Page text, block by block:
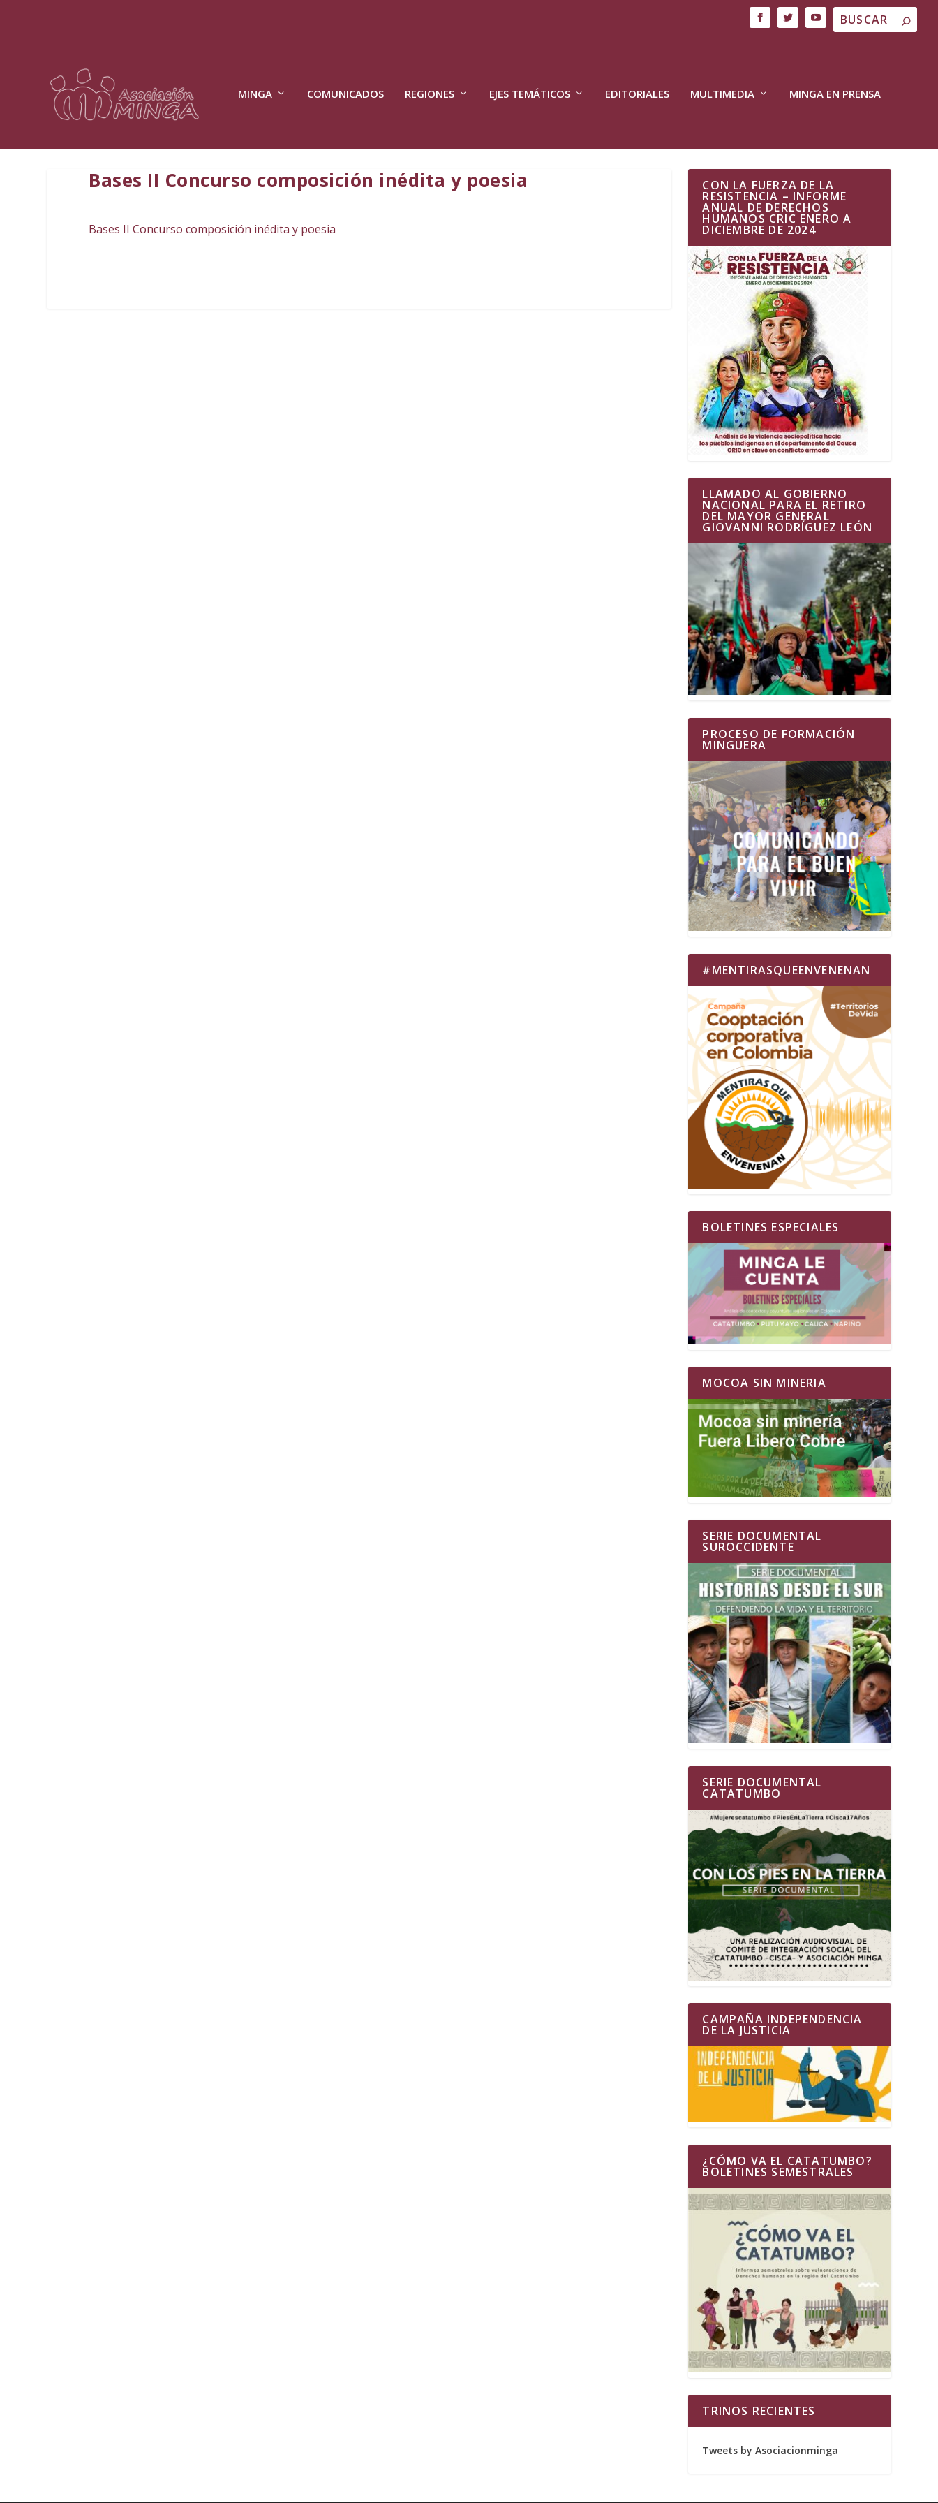
MINGA COMUNICADOS REGIONES EJES TEMÁTICOS EDITORIALES MULTIMEDIA MINGA EN PRENSA
Bases II Concurso composición inédita y poesia
Bases II Concurso composición inédita y poesia
CON LA FUERZA DE LA
RESISTENCIA – INFORME
ANUAL DE DERECHOS
HUMANOS CRIC ENERO A
DICIEMBRE DE 2024
LLAMADO AL GOBIERNO
NACIONAL PARA EL RETIRO
DEL MAYOR GENERAL
GIOVANNI RODRÍGUEZ LEÓN
PROCESO DE FORMACIÓN
MINGUERA
#MENTIRASQUEENVENENAN
BOLETINES ESPECIALES
MOCOA SIN MINERIA
SERIE DOCUMENTAL
SUROCCIDENTE
SERIE DOCUMENTAL
CATATUMBO
CAMPAÑA INDEPENDENCIA
DE LA JUSTICIA
¿CÓMO VA EL CATATUMBO?
BOLETINES SEMESTRALES
TRINOS RECIENTES
Tweets by Asociacionminga